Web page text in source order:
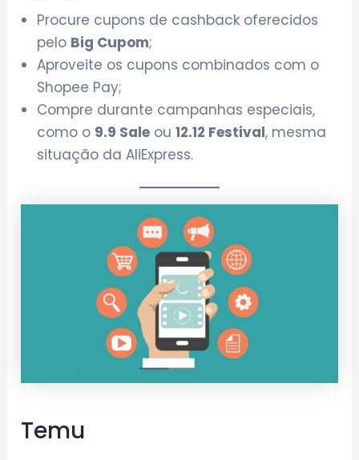
Procure cupons de cashback oferecidos
pelo Big Cupom;
Aproveite os cupons combinados com o
Shopee Pay;
Compre durante campanhas especiais,
como o 9.9 Sale ou12.12 Festival, mesma
situação da AliExpress.
Temu